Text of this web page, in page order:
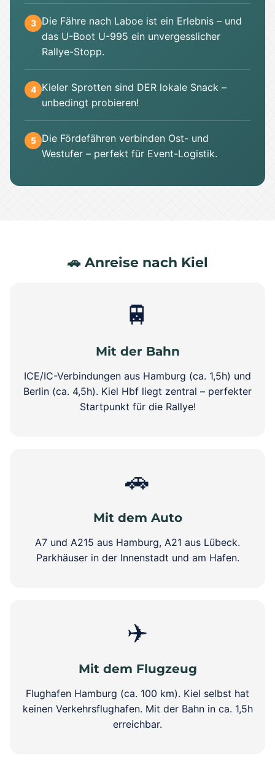
3
Die Fähre nach Laboe ist ein Erlebnis – und
das U-Boot U-995 ein unvergesslicher
Rallye-Stopp.
4
Kieler Sprotten sind DER lokale Snack –
unbedingt probieren!
5
Die Fördefähren verbinden Ost- und
Westufer – perfekt für Event-Logistik.
🚗 Anreise nach Kiel
🚆
Mit der Bahn
ICE/IC-Verbindungen aus Hamburg (ca. 1,5h) und
Berlin (ca. 4,5h). Kiel Hbf liegt zentral – perfekter
Startpunkt für die Rallye!
🚗
Mit dem Auto
A7 und A215 aus Hamburg, A21 aus Lübeck.
Parkhäuser in der Innenstadt und am Hafen.
✈️
Mit dem Flugzeug
Flughafen Hamburg (ca. 100 km). Kiel selbst hat
keinen Verkehrsflughafen. Mit der Bahn in ca. 1,5h
erreichbar.